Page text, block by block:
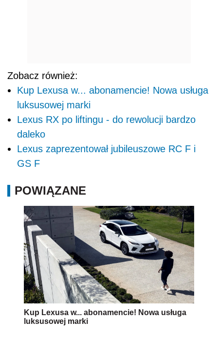
Zobacz również:
Kup Lexusa w... abonamencie! Nowa usługa
luksusowej marki
Lexus RX po liftingu - do rewolucji bardzo
daleko
Lexus zaprezentował jubileuszowe RC F i
GS F
POWIĄZANE
Kup Lexusa w... abonamencie! Nowa usługa
luksusowej marki